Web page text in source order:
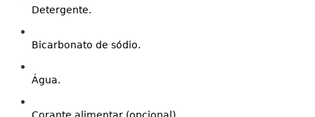
Detergente.
Bicarbonato de sódio.
Água.